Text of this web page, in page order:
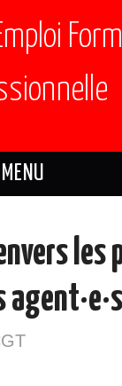
MENU
les
agent·e·s